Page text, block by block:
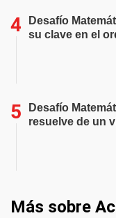
Desafío
su clave en el
Desafío
resuelve de un
Más sobre